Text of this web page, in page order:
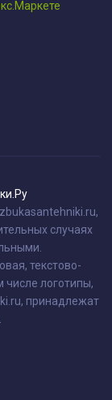
случаях
текстово-
числе логотипы,
принадлежат